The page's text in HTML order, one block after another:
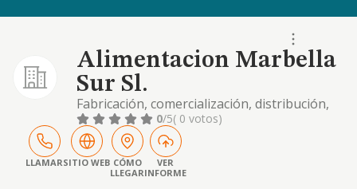
Alimentacion Marbella
Sur Sl.
Fabricación, comercialización, distribución,
almacenamiento, empaquetado, compra y
venta de toda clase de productos de
alimentación, conservas, vegetales, aceites,
frutos secos, bebidas, textil en general,
plásticos, cartón y souvenir. la instalación y
0/5( 0 votos)
LLAMARSITIO WEB CÓMO
LLEGAR
VER
INFORME